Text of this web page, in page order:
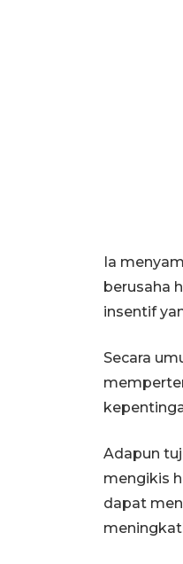
Ia
berusaha
insentif
Secara
Adapun
mengikis
dapat